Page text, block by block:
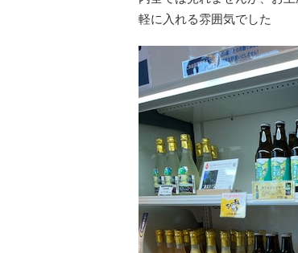
軽に入れる雰囲気でした